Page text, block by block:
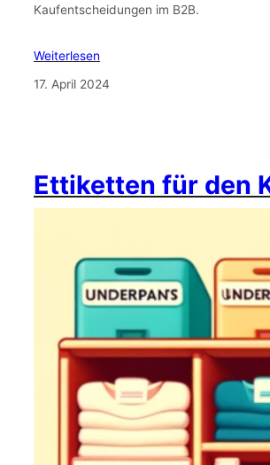
Kaufentscheidungen im B2B.
Weiterlesen
17. April 2024
Ettiketten für den